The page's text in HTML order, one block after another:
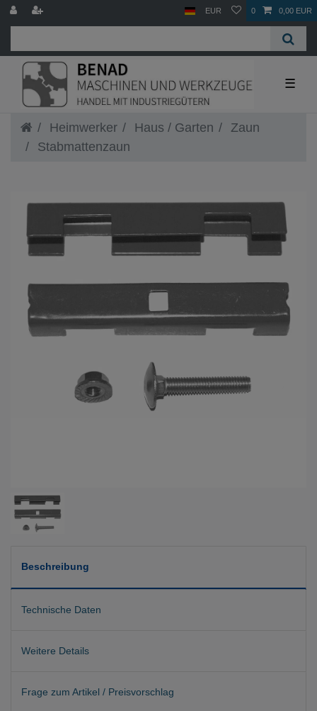
EUR 0 0,00 EUR
☰
Heimwerker Haus / Garten
Zaun
Stabmattenzaun
Beschreibung
Technische Daten
Weitere Details
Frage zum Artikel / Preisvorschlag